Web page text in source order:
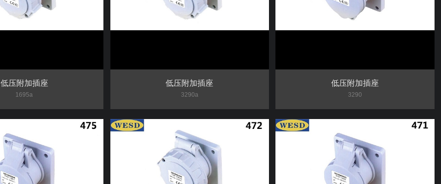
低压附加插座
1695a
低压附加插座
3290a
低压附加插座
3290